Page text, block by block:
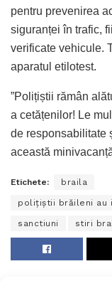
pentru prevenirea
siguranței în trafic,
verificate vehicule.
aparatul etilotest.
”Polițiștii rămân
a cetățenilor! Le
de responsabilitate
această
Etichete: braila
polițiștii brăileni au
sanctiuni stiri